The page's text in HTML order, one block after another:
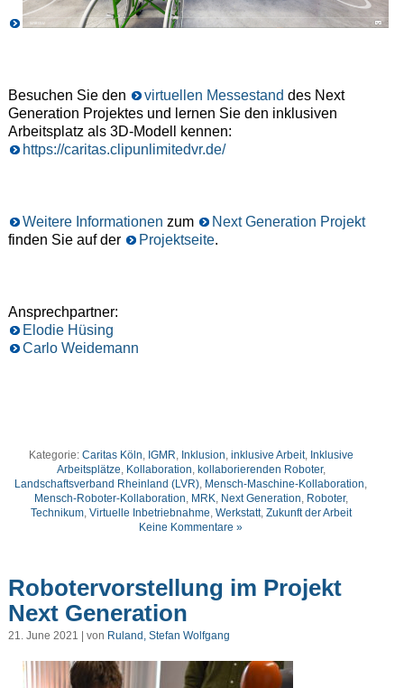
Besuchen Sie den virtuellen Messestand des Next
Generation Projektes und lernen Sie den inklusiven
Arbeitsplatz als 3D-Modell kennen:
https://caritas.clipunlimitedvr.de/
Weitere Informationen zum
Next Generation Projekt
finden Sie auf der
Projektseite.
Ansprechpartner:
Elodie Hüsing
Carlo Weidemann
Kategorie: Caritas Köln, IGMR, Inklusion, inklusive Arbeit, Inklusive
Arbeitsplätze, Kollaboration, kollaborierenden Roboter,
Landschaftsverband Rheinland (LVR), Mensch-Maschine-Kollaboration,
Mensch-Roboter-Kollaboration, MRK, Next Generation, Roboter,
Technikum, Virtuelle Inbetriebnahme, Werkstatt, Zukunft der Arbeit
Keine Kommentare »
Robotervorstellung im Projekt
Next Generation
21. June 2021 | von Ruland, Stefan Wolfgang